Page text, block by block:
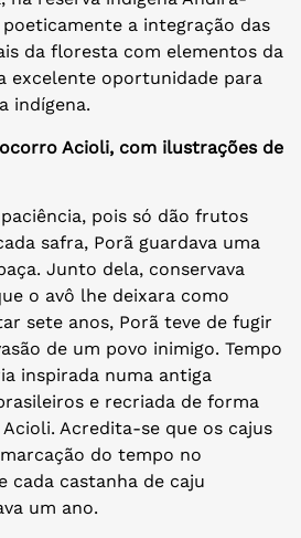
a integração das
da floresta com elementos da
excelente oportunidade para
indígena.
Acioli, com ilustrações de
pois só dão frutos
safra, Porã guardava uma
Junto dela, conservava
o avô lhe deixara como
sete anos, Porã teve de fugir
de um povo inimigo. Tempo
inspirada numa antiga
e recriada de forma
Acredita-se que os cajus
do tempo no
cada castanha de caju
um ano.